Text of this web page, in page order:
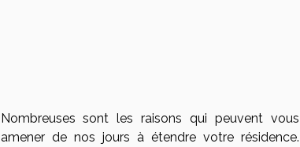
Nombreuses sont les raisons qui peuvent vous
amener de nos jours à étendre votre résidence.